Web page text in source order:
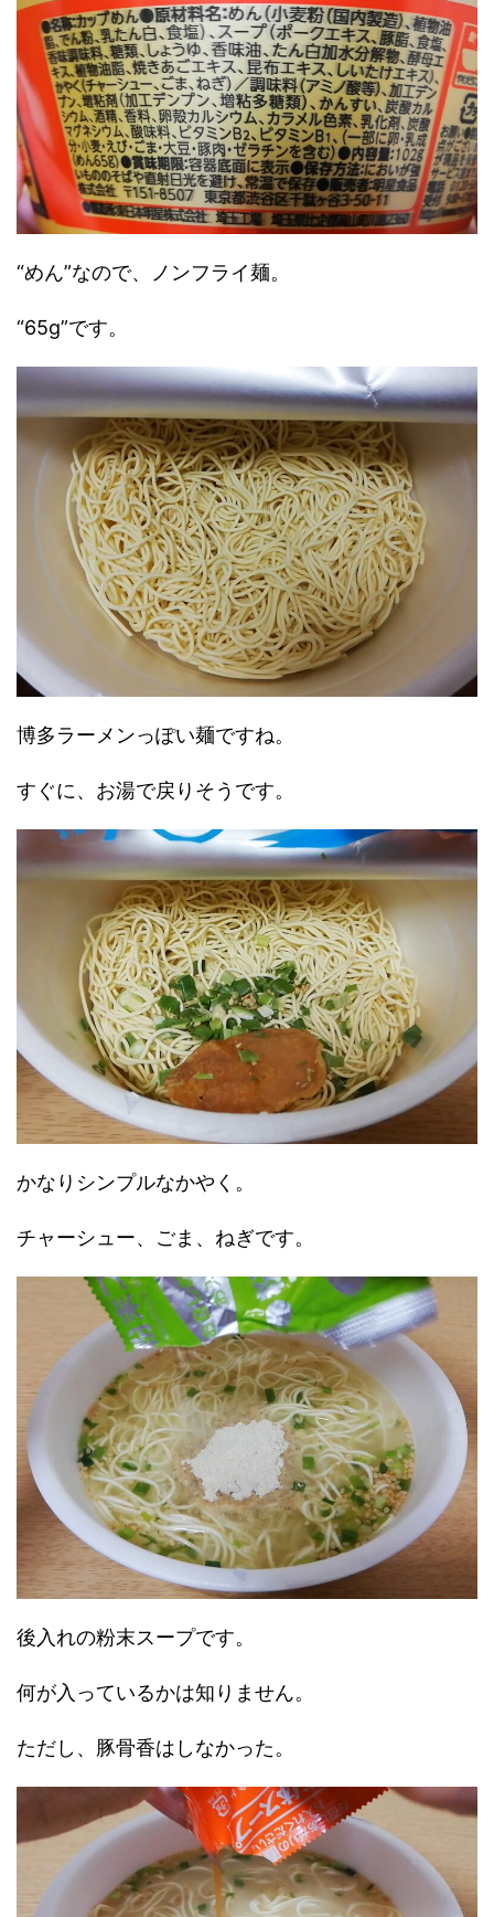
“めん”なので、ノンフライ麺。
“65g”です。
博多ラーメンっぽい麺ですね。
すぐに、お湯で戻りそうです。
かなりシンプルなかやく。
チャーシュー、ごま、ねぎです。
後入れの粉末スープです。
何が入っているかは知りません。
ただし、豚骨香はしなかった。